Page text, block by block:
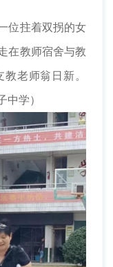
位拄着双拐的女
在教师宿舍与教
老师翁日新。
中学）